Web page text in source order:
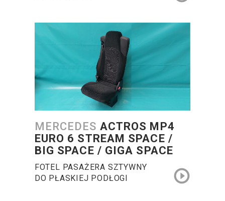
MERCEDES ACTROS MP4
EURO 6 STREAM SPACE /
BIG SPACE / GIGA SPACE
FOTEL PASAŻERA SZTYWNY
DO PŁASKIEJ PODŁOGI